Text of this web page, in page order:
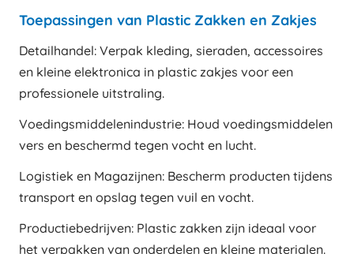
Toepassingen van Plastic Zakken en Zakjes
Detailhandel: Verpak kleding, sieraden, accessoires
en kleine elektronica in plastic zakjes voor een
professionele uitstraling.
Voedingsmiddelenindustrie: Houd voedingsmiddelen
vers en beschermd tegen vocht en lucht.
Logistiek en Magazijnen: Bescherm producten tijdens
transport en opslag tegen vuil en vocht.
Productiebedrijven: Plastic zakken zijn ideaal voor
het verpakken van onderdelen en kleine materialen.